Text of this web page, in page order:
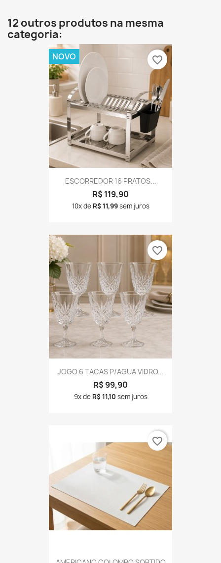
12 outros produtos na mesma
categoria:
ESCORREDOR 16 PRATOS...
R$ 119,90
10x de R$ 11,99sem juros
NOVO favorite_border
JOGO 6 TACAS P/AGUA VIDRO...
R$ 99,90
9x de R$ 11,10 sem juros
favorite_border
favorite_border